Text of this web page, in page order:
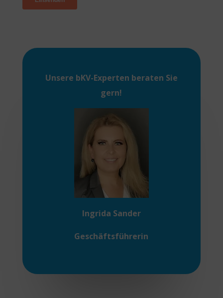
Unsere bKV-Experten beraten Sie
gern!
Ingrida Sander
Geschäftsführerin